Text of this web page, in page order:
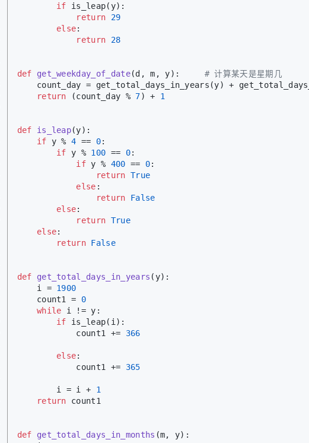
if is_leap(y):
return
29
else:
return
28
def get_weekday_of_date(d, m, y): # 计算某天是星期几
count_day = get_total_days_in_years(y) +
return (count_day % 7) + 1
def is_leap(y):
if y % 4 == 0:
if y % 100 == 0:
if y % 400 == 0:
return True
else :
return
False
else:
return True
else:
return False
def get_total_days_in_years ( y):
    i =
1900
    count1 =
0
while i != y:
if is_leap(i):
            count1 +=
366
else:
            count1 +=
365
        i = i +
1
return count1
def get_total_days_in_months (m, y):